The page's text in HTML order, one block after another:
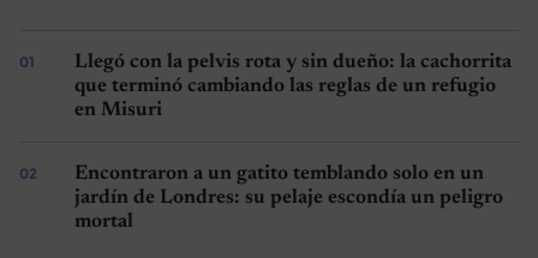
Llegó con la pelvis rota y sin dueño: la cachorrita
que terminó cambiando las reglas de un refugio
en Misuri
Encontraron a un gatito temblando solo en un
jardín de Londres: su pelaje escondía un peligro
mortal